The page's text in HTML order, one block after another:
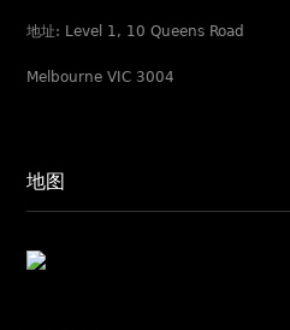
地址: Level 1, 10 Queens Road
Melbourne VIC 3004
地图